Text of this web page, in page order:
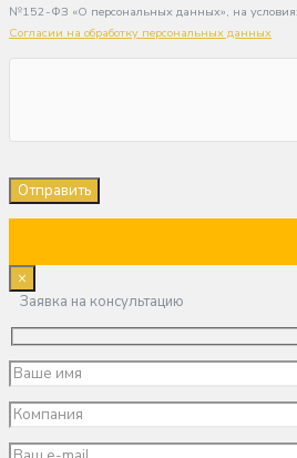
№152-ФЗ «О персональных данных», на
Согласии на обработку персональных данных
×
Заявка на консультацию